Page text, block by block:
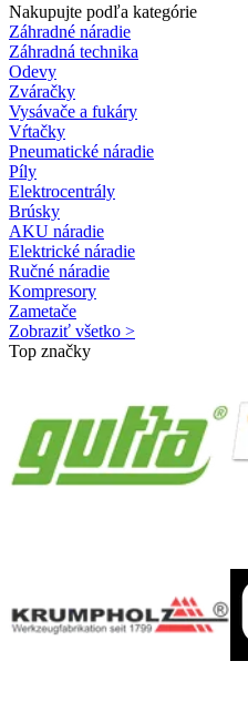
Nakupujte podľa kategórie
Záhradné náradie
Záhradná technika
Odevy
Zváračky
Vysávače a fukáry
Vŕtačky
Pneumatické náradie
Píly
Elektrocentrály
Brúsky
AKU náradie
Elektrické náradie
Ručné náradie
Kompresory
Zametače
Zobraziť všetko >
Top značky